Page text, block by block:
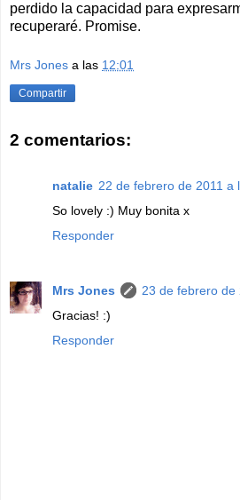
perdido la capacidad para
recuperaré. Promise.
Mrs Jones a las 12:01
Compartir
2 comentarios:
natalie 22 de febrero de 2011 a
So lovely :) Muy bonita x
Responder
Mrs Jones
23 de febrero de
Gracias! :)
Responder